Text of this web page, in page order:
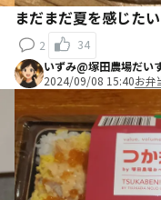
まだまだ夏を感じたい
2 34
いずみ@塚田農場だい
2024/09/08 15:40お弁